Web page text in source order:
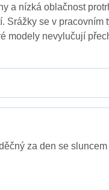
a nízká oblačnost
Srážky se v pracovním
modely nevylučují
za den se sluncem